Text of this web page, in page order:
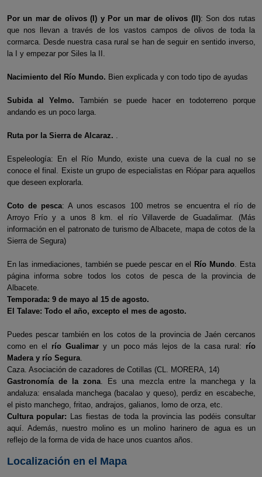
Por un mar de olivos (I) y Por un mar de olivos (II): Son dos rutas
que nos llevan a través de los vastos campos de olivos de toda la
cormarca. Desde nuestra casa rural se han de seguir en sentido inverso,
la I y empezar por Siles la II.
Nacimiento del Río Mundo. Bien explicada y con todo tipo de ayudas
Subida al Yelmo. También se puede hacer en todoterreno porque
andando es un poco larga.
Ruta por la Sierra de Alcaraz. .
Espeleología: En el Río Mundo, existe una cueva de la cual no se
conoce el final. Existe un grupo de especialistas en Riópar para aquellos
que deseen explorarla.
Coto de pesca: A unos escasos 100 metros se encuentra el río de
Arroyo Frío y a unos 8 km. el río Villaverde de Guadalimar. (Más
información en el patronato de turismo de Albacete, mapa de cotos de la
Sierra de Segura)
En las inmediaciones, también se puede pescar en el Río Mundo. Esta
página informa sobre todos los cotos de pesca de la provincia de
Albacete.
Temporada: 9 de mayo al 15 de agosto.
El Talave: Todo el año, excepto el mes de agosto.
Puedes pescar también en los cotos de la provincia de Jaén cercanos
como en el
río Gualimar y un poco más lejos de la casa rural: río
Madera y río Segura.
Caza. Asociación de cazadores de Cotillas (CL. MORERA, 14)
Gastronomía de la zona. Es una mezcla entre la manchega y la
andaluza: ensalada manchega (bacalao y queso), perdiz en escabeche,
el pisto manchego, fritao, andrajos, galianos, lomo de orza, etc.
Cultura popular: Las fiestas de toda la provincia las podéis consultar
aquí. Además, nuestro molino es un molino harinero de agua es un
reflejo de la forma de vida de hace unos cuantos años.
Localización en el Mapa